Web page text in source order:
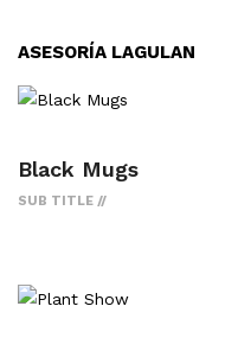
ASESORÍA LAGULAN
Black Mugs
SUB TITLE